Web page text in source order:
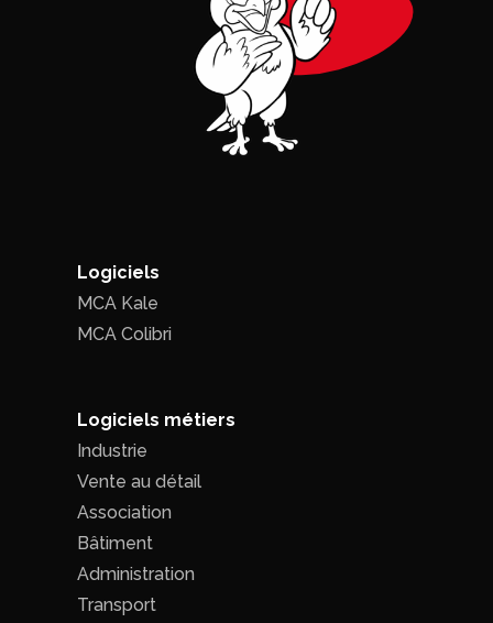
Logiciels
MCA Kale
MCA Colibri
Logiciels métiers
Industrie
Vente au détail
Association
Bâtiment
Administration
Transport